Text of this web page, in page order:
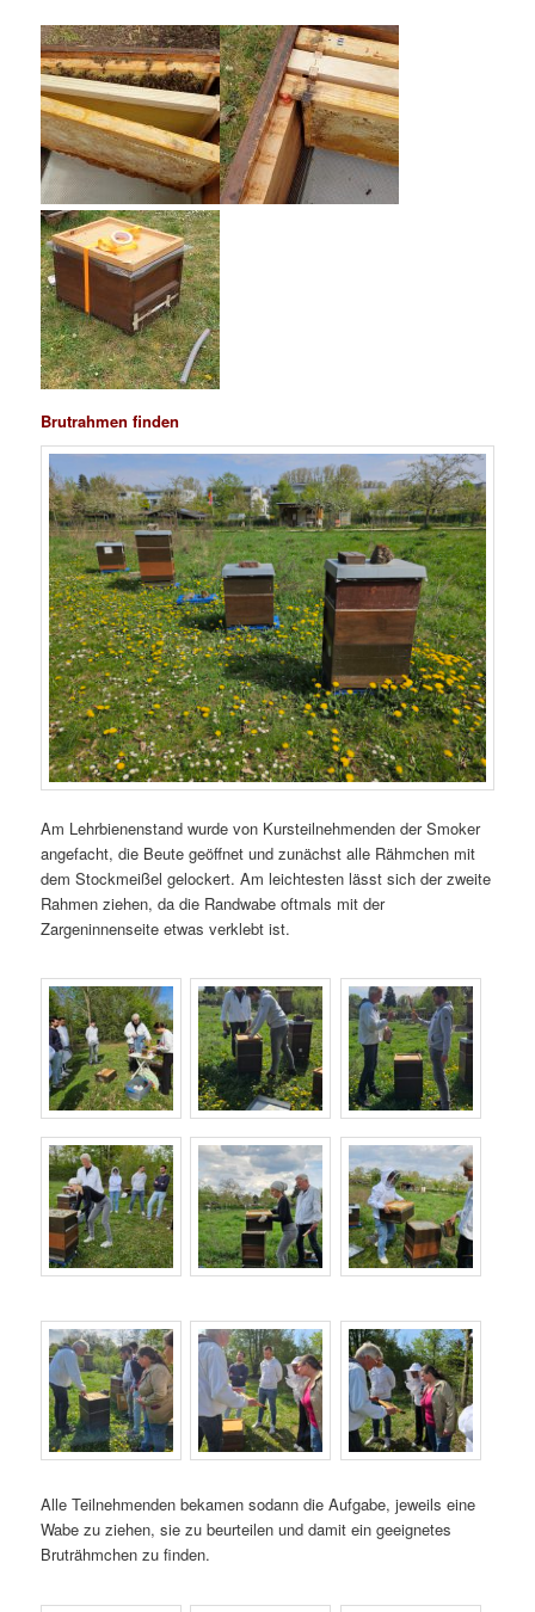
Brutrahmen finden
Am Lehrbienenstand wurde von Kursteilnehmenden der Smoker
angefacht, die Beute geöffnet und zunächst alle Rähmchen mit
dem Stockmeißel gelockert. Am leichtesten lässt sich der zweite
Rahmen ziehen, da die Randwabe oftmals mit der
Zargeninnenseite etwas verklebt ist.
Alle Teilnehmenden bekamen sodann die Aufgabe, jeweils eine
Wabe zu ziehen, sie zu beurteilen und damit ein geeignetes
Bruträhmchen zu finden.